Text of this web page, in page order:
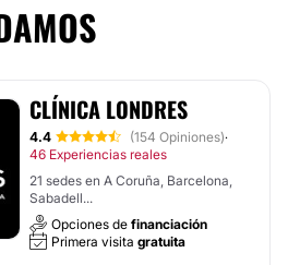
CLÍNICA LONDRES
4.4 (154 Opiniones)·
46 Experiencias reales
21 sedes en A Coruña, Barcelona,
Sabadell...
Opciones de financiación
Primera visita gratuita